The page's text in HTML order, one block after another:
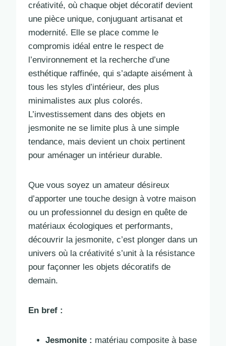
créativité, où chaque objet décoratif devient
une pièce unique, conjuguant artisanat et
modernité. Elle se place comme le
compromis idéal entre le respect de
l’environnement et la recherche d’une
esthétique raffinée, qui s’adapte aisément à
tous les styles d’intérieur, des plus
minimalistes aux plus colorés.
L’investissement dans des objets en
jesmonite ne se limite plus à une simple
tendance, mais devient un choix pertinent
pour aménager un intérieur durable.
Que vous soyez un amateur désireux
d’apporter une touche design à votre maison
ou un professionnel du design en quête de
matériaux écologiques et performants,
découvrir la jesmonite, c’est plonger dans un
univers où la créativité s’unit à la résistance
pour façonner les objets décoratifs de
demain.
En bref :
Jesmonite : matériau composite à base